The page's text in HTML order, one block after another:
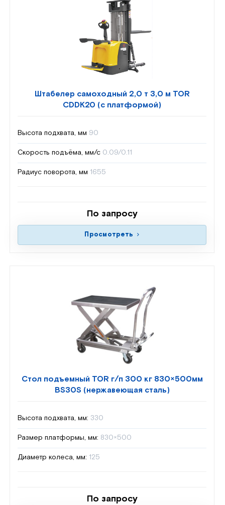
Штабелер самоходный 2,0 т 3,0 м TOR
CDDK20 (с платформой)
Высота подхвата, мм 90
Скорость подъёма, мм/с 0.09/0.11
Радиус поворота, мм 1655
По запросу
Просмотреть
Стол подъемный TOR г/п 300 кг 830×500мм
BS30S (нержавеющая сталь)
Высота подхвата, мм: 330
Размер платформы, мм: 830×500
Диаметр колеса, мм: 125
По запросу